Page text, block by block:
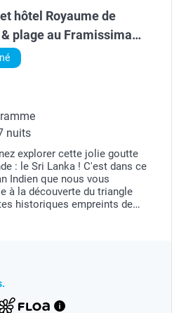
hôtel Royaume de
plage au Framissima
nuits
explorer cette jolie goutte
: le Sri Lanka ! C'est dans ce
Indien que nous vous
à la découverte du triangle
historiques empreints de